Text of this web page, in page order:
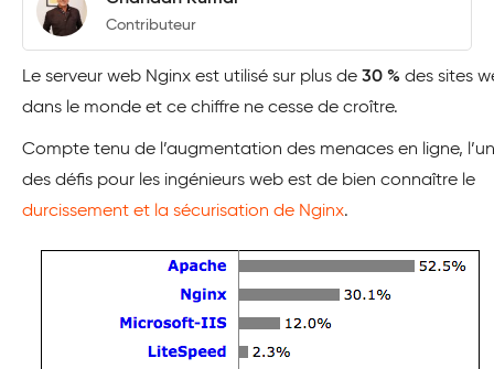
Contributeur
Le serveur web Nginx est utilisé sur plus de 30 % des sites
dans le monde et ce chiffre ne cesse de croître.
Compte tenu de l’augmentation des menaces en ligne, l’un
des défis pour les ingénieurs web est de bien connaître le
durcissement et la sécurisation de Nginx.